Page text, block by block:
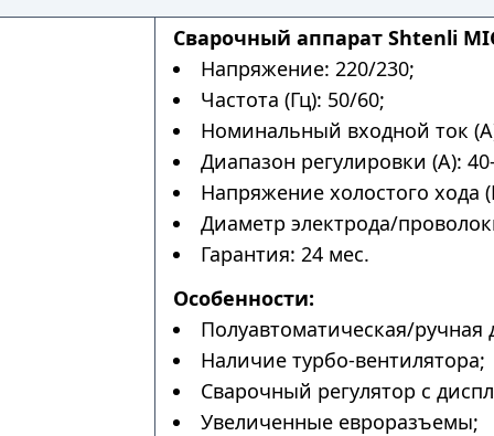
Cварочный аппарат Shtenli
Напряжение: 220/230;
Частота (Гц): 50/60;
Номинальный входной ток
Диапазон регулировки (А):
Напряжение холостого хода
Диаметр электрода/
Гарантия: 24 мес.
Особенности:
Полуавтоматическая/ручная
Наличие турбо-вентилятора;
Сварочный регулятор с
Увеличенные евроразъемы;